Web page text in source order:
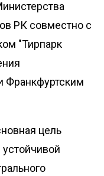
РК совместно с
"Тирпарк
Франкфуртским
цель